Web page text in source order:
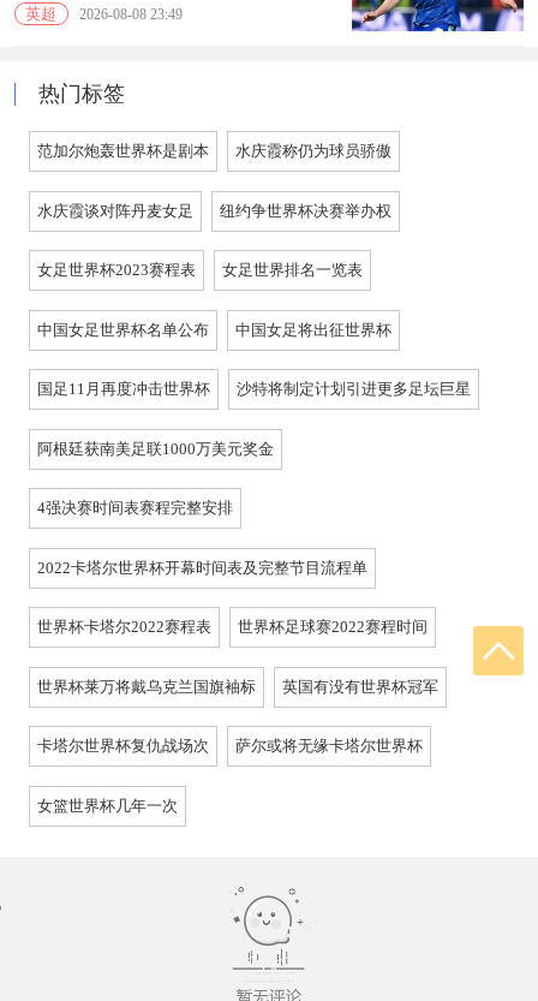
英超 2026-08-08 23:49
热门标签
范加尔炮轰世界杯是剧本 水庆霞称仍为球员骄傲
水庆霞谈对阵丹麦女足 纽约争世界杯决赛举办权
女足世界杯2023赛程表 女足世界排名一览表
中国女足世界杯名单公布 中国女足将出征世界杯
国足11月再度冲击世界杯 沙特将制定计划引进更多足坛巨星
阿根廷获南美足联1000万美元奖金
4强决赛时间表赛程完整安排
2022卡塔尔世界杯开幕时间表及完整节目流程单
世界杯卡塔尔2022赛程表 世界杯足球赛2022赛程时间
世界杯莱万将戴乌克兰国旗袖标 英国有没有世界杯冠军
卡塔尔世界杯复仇战场次 萨尔或将无缘卡塔尔世界杯
女篮世界杯几年一次